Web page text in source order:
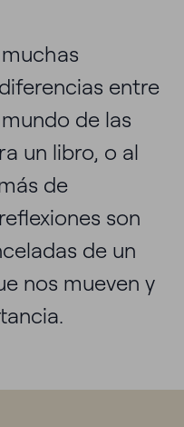
entre
de las
un libro, o al
de
son
de un
nos mueven y